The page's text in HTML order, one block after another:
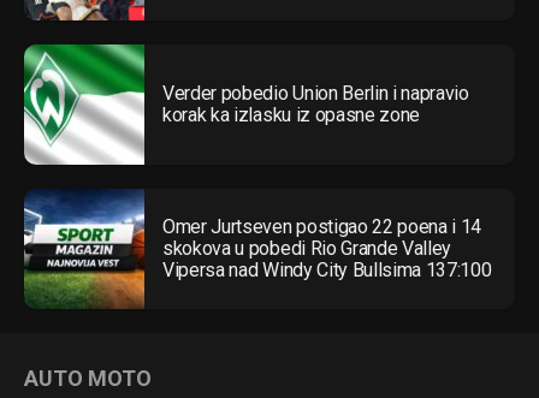
Verder pobedio Union Berlin i napravio
korak ka izlasku iz opasne zone
Omer Jurtseven postigao 22 poena i 14
skokova u pobedi Rio Grande Valley
Vipersa nad Windy City Bullsima 137:100
AUTO MOTO